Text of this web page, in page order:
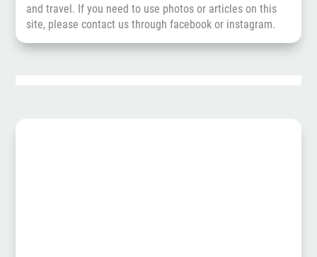
and travel. If you need to use photos or articles on this
site, please contact us throughfacebook or instagram.